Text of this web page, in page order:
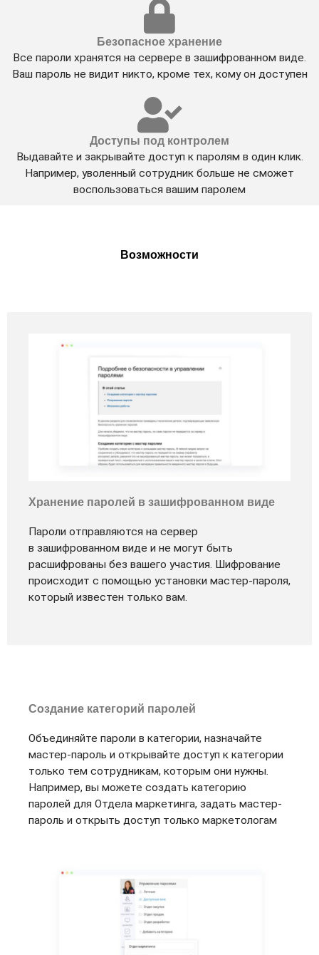
Безопасное хранение
Все пароли хранятся на сервере в зашифрованном виде.
Ваш пароль не видит никто, кроме тех, кому он доступен
Доступы под контролем
Выдавайте и закрывайте доступ к паролям в один клик.
Например, уволенный сотрудник больше не сможет
воспользоваться вашим паролем
Возможности
Хранение паролей в зашифрованном виде
Пароли отправляются на сервер
в зашифрованном виде и не могут быть
расшифрованы без вашего участия. Шифрование
происходит с помощью установки мастер-пароля,
который известен только вам.
Создание категорий паролей
Объединяйте пароли в категории, назначайте
мастер-пароль и открывайте доступ к категории
только тем сотрудникам, которым они нужны.
Например, вы можете создать категорию
паролей для Отдела маркетинга, задать мастер-
пароль и открыть доступ только маркетологам